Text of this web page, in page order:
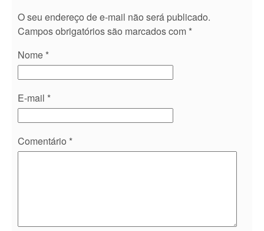
O seu endereço de e-mail não será publicado.
Campos obrigatórios são marcados com *
Nome *
E-mail *
Comentário *